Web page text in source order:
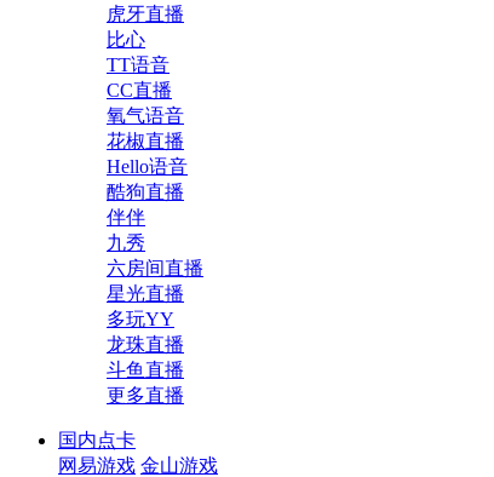
虎牙直播
比心
TT语音
CC直播
氧气语音
花椒直播
Hello语音
酷狗直播
伴伴
九秀
六房间直播
星光直播
多玩YY
龙珠直播
斗鱼直播
更多直播
国内点卡
网易游戏 金山游戏